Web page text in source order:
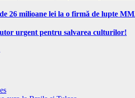
26 milioane lei la o firmă de lupte
urgent pentru salvarea culturilor!